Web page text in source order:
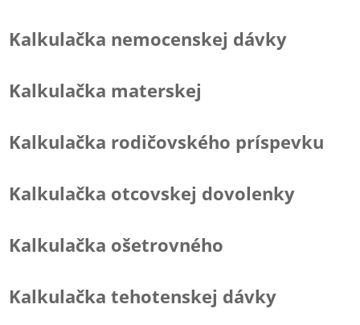
Kalkulačka nemocenskej dávky
Kalkulačka materskej
Kalkulačka rodičovského príspevku
Kalkulačka otcovskej dovolenky
Kalkulačka ošetrovného
Kalkulačka tehotenskej dávky